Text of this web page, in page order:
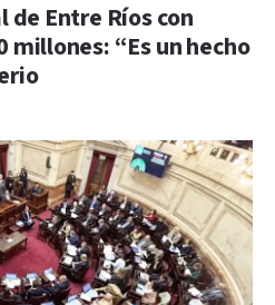
Entre Ríos con
millones: “Es un hecho